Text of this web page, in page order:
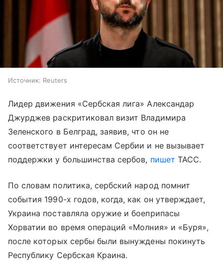
Источник: Reuters
Лидер движения «Сербская лига» Александар
Джурджев раскритиковал визит Владимира
Зеленского в Белград, заявив, что он не
соответствует интересам Сербии и не вызывает
поддержки у большинства сербов, пишет ТАСС.
По словам политика, сербский народ помнит
события 1990-х годов, когда, как он утверждает,
Украина поставляла оружие и боеприпасы
Хорватии во время операций «Молния» и «Буря»,
после которых сербы были вынуждены покинуть
Республику Сербская Краина.